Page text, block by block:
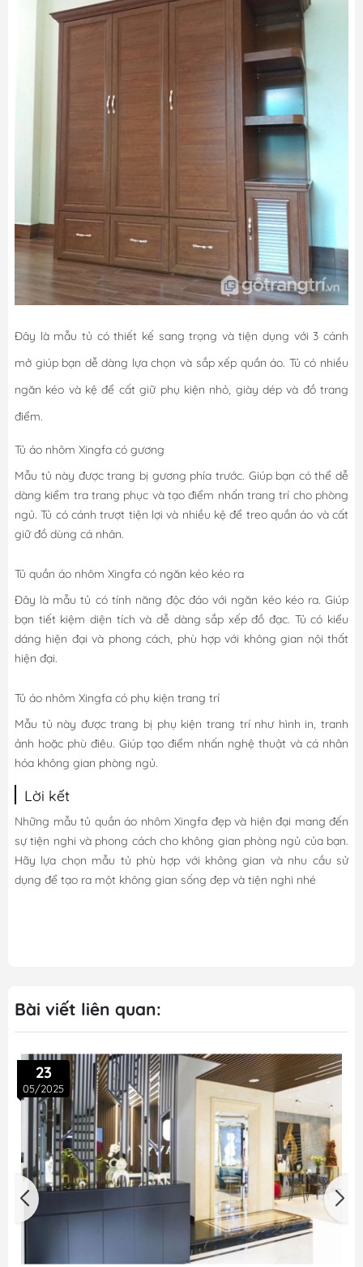
Đây là mẫu tủ có thiết kế sang trọng và tiện dụng với 3 cánh
mở giúp bạn dễ dàng lựa chọn và sắp xếp quần áo. Tủ có nhiều
ngăn kéo và kệ để cất giữ phụ kiện nhỏ, giày dép và đồ trang
điểm.
Tủ áo nhôm Xingfa có gương
Mẫu tủ này được trang bị gương phía trước. Giúp bạn có thể dễ
dàng kiểm tra trang phục và tạo điểm nhấn trang trí cho phòng
ngủ. Tủ có cánh trượt tiện lợi và nhiều kệ để treo quần áo và cất
giữ đồ dùng cá nhân.
Tủ quần áo nhôm Xingfa có ngăn kéo kéo ra
Đây là mẫu tủ có tính năng độc đáo với ngăn kéo kéo ra. Giúp
bạn tiết kiệm diện tích và dễ dàng sắp xếp đồ đạc. Tủ có kiểu
dáng hiện đại và phong cách, phù hợp với không gian nội thất
hiện đại.
Tủ áo nhôm Xingfa có phụ kiện trang trí
Mẫu tủ này được trang bị phụ kiện trang trí như hình in, tranh
ảnh hoặc phù điêu. Giúp tạo điểm nhấn nghệ thuật và cá nhân
hóa không gian phòng ngủ.
Lời kết
Những mẫu tủ quần áo nhôm Xingfa đẹp và hiện đại mang đến
sự tiện nghi và phong cách cho không gian phòng ngủ của bạn.
Hãy lựa chọn mẫu tủ phù hợp với không gian và nhu cầu sử
dụng để tạo ra một không gian sống đẹp và tiện nghi nhé
Bài viết liên quan:
23
05/2025